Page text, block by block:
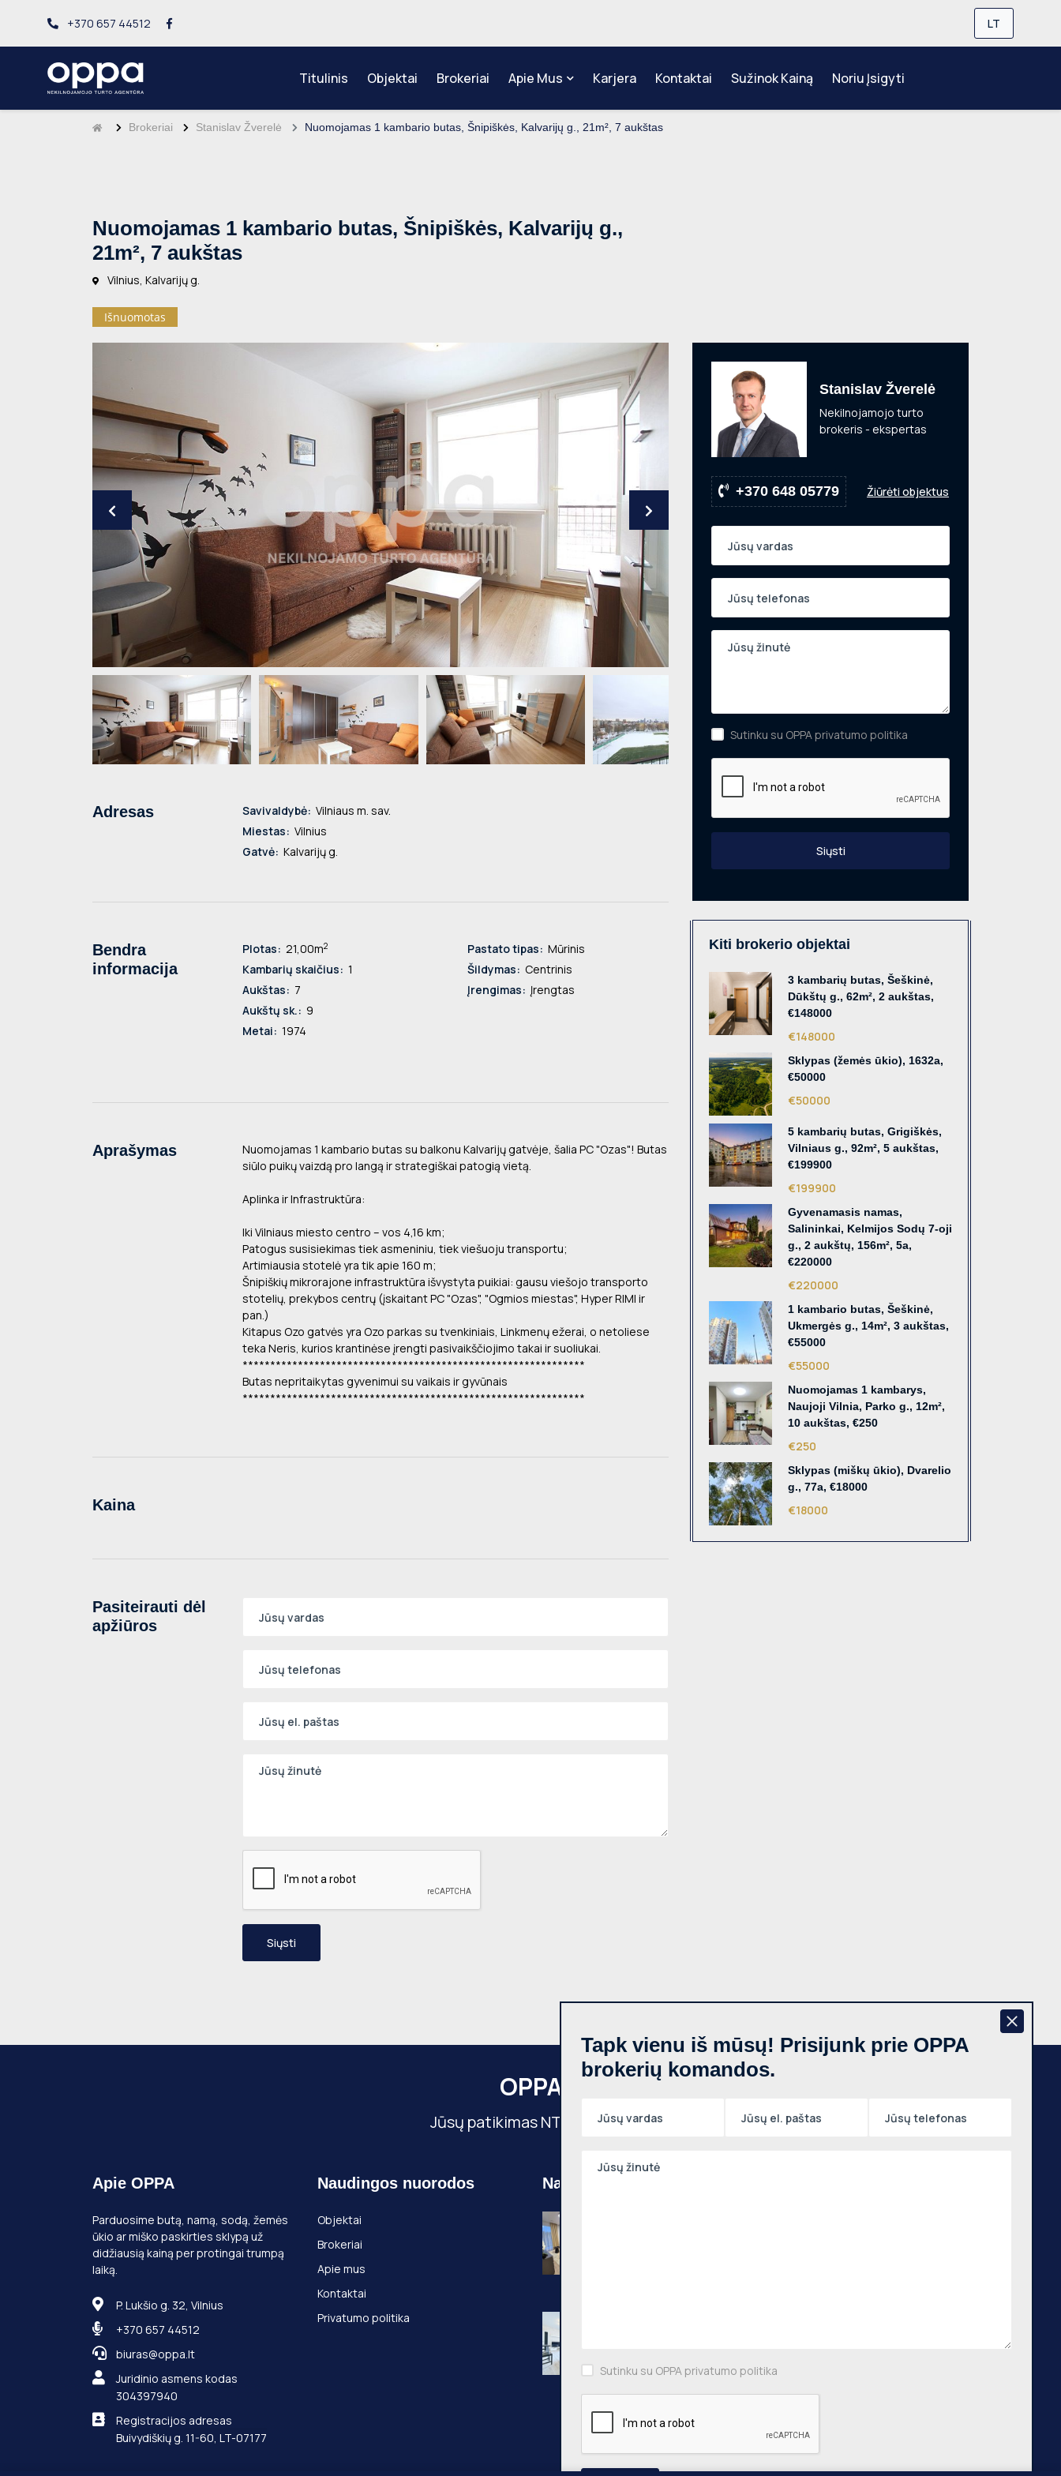
+370 657 44512 LT
Titulinis Objektai Brokeriai Apie Mus Karjera Kontaktai Sužinok Kainą Noriu Įsigyti
Brokeriai Stanislav Žverelė Nuomojamas 1 kambario butas, Šnipiškės, Kalvarijų g., 21m², 7 aukštas
Nuomojamas 1 kambario butas, Šnipiškės, Kalvarijų g.,
21m², 7 aukštas
Vilnius, Kalvarijų g.
Išnuomotas
Adresas Savivaldybė: Vilniaus m. sav.
Miestas: Vilnius
Gatvė: Kalvarijų g.
Bendra
informacija
Plotas: 21,00m2
Kambarių skaičius: 1
Aukštas: 7
Aukštų sk.: 9
Metai: 1974
Pastato tipas: Mūrinis
Šildymas: Centrinis
Įrengimas: Įrengtas
Aprašymas
Nuomojamas 1 kambario butas su balkonu Kalvarijų gatvėje, šalia PC "Ozas"! Butas
siūlo puikų vaizdą pro langą ir strategiškai patogią vietą.
Aplinka ir Infrastruktūra:
Iki Vilniaus miesto centro – vos 4,16 km;
Patogus susisiekimas tiek asmeniniu, tiek viešuoju transportu;
Artimiausia stotelė yra tik apie 160 m;
Šnipiškių mikrorajone infrastruktūra išvystyta puikiai: gausu viešojo transporto
stotelių, prekybos centrų (įskaitant PC "Ozas", "Ogmios miestas", Hyper RIMI ir
pan.)
Kitapus Ozo gatvės yra Ozo parkas su tvenkiniais, Linkmenų ežerai, o netoliese
teka Neris, kurios krantinėse įrengti pasivaikščiojimo takai ir suoliukai.
**************************************************************
Butas nepritaikytas gyvenimui su vaikais ir gyvūnais
**************************************************************
Kaina
Pasiteirauti dėl
apžiūros
Siųsti
Stanislav Žverelė
Nekilnojamojo turto
brokeris - ekspertas
+370 648 05779 Žiūrėti objektus
Sutinku su OPPA privatumo politika
Siųsti
Kiti brokerio objektai
3 kambarių butas, Šeškinė,
Dūkštų g., 62m², 2 aukštas,
€148000
€148000
Sklypas (žemės ūkio), 1632a,
€50000
€50000
5 kambarių butas, Grigiškės,
Vilniaus g., 92m², 5 aukštas,
€199900
€199900
Gyvenamasis namas,
Salininkai, Kelmijos Sodų 7-oji
g., 2 aukštų, 156m², 5a,
€220000
€220000
1 kambario butas, Šeškinė,
Ukmergės g., 14m², 3 aukštas,
€55000
€55000
Nuomojamas 1 kambarys,
Naujoji Vilnia, Parko g., 12m²,
10 aukštas, €250
€250
Sklypas (miškų ūkio), Dvarelio
g., 77a, €18000
€18000
OPPA
Jūsų patikimas NT partneris
Apie OPPA
Parduosime butą, namą, sodą, žemės
ūkio ar miško paskirties sklypą už
didžiausią kainą per protingai trumpą
laiką.
P. Lukšio g. 32, Vilnius
+370 657 44512
biuras@oppa.lt
Juridinio asmens kodas
304397940
Registracijos adresas
Buivydiškių g. 11-60, LT-07177
Naudingos nuorodos
Objektai
Brokeriai
Apie mus
Kontaktai
Privatumo politika
Naujausi objektai
Tapk vienu iš mūsų! Prisijunk prie OPPA
brokerių komandos.
Sutinku su OPPA privatumo politika